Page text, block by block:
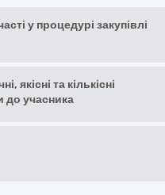
у процедурі закупівлі
якісні та кількісні
до учасника